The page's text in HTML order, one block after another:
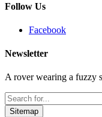
Follow Us
Facebook
Newsletter
A rover wearing a fuzzy
Sitemap